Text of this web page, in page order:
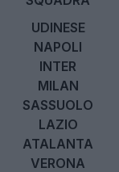
UDINESE
NAPOLI
INTER
MILAN
SASSUOLO
LAZIO
ATALANTA
VERONA